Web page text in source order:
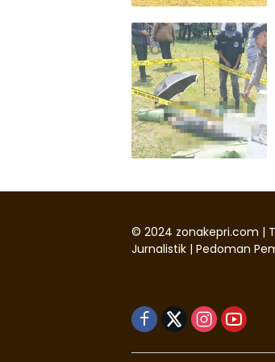
© 2024 zonakepri.com |
Jurnalistik | Pedoman